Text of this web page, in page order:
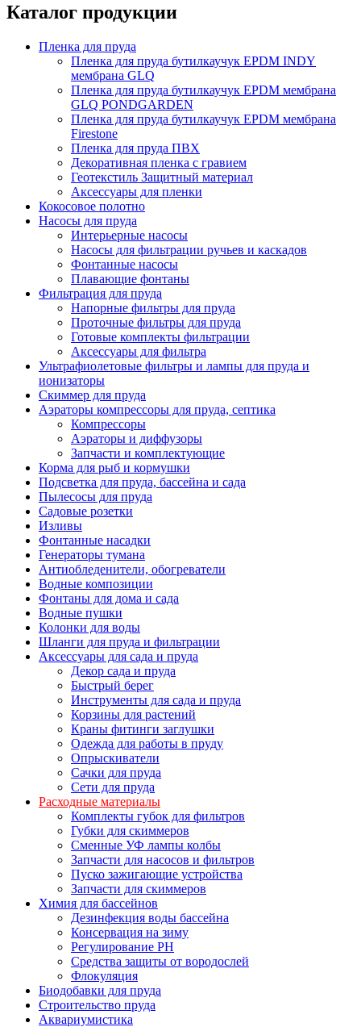
Каталог продукции
Пленка для пруда
Пленка для пруда бутилкаучук EPDM INDY
мембрана GLQ
Пленка для пруда бутилкаучук EPDM мембрана
GLQ PONDGARDEN
Пленка для пруда бутилкаучук EPDM мембрана
Firestone
Пленка для пруда ПВХ
Декоративная пленка с гравием
Геотекстиль Защитный материал
Аксессуары для пленки
Кокосовое полотно
Насосы для пруда
Интерьерные насосы
Насосы для фильтрации ручьев и каскадов
Фонтанные насосы
Плавающие фонтаны
Фильтрация для пруда
Напорные фильтры для пруда
Проточные фильтры для пруда
Готовые комплекты фильтрации
Аксессуары для фильтра
Ультрафиолетовые фильтры и лампы для пруда и
ионизаторы
Скиммер для пруда
Аэраторы компрессоры для пруда, септика
Компрессоры
Аэраторы и диффузоры
Запчасти и комплектующие
Корма для рыб и кормушки
Подсветка для пруда, бассейна и сада
Пылесосы для пруда
Садовые розетки
Изливы
Фонтанные насадки
Генераторы тумана
Антиобледенители, обогреватели
Водные композиции
Фонтаны для дома и сада
Водные пушки
Колонки для воды
Шланги для пруда и фильтрации
Аксессуары для сада и пруда
Декор сада и пруда
Быстрый берег
Инструменты для сада и пруда
Корзины для растений
Краны фитинги заглушки
Одежда для работы в пруду
Опрыскиватели
Сачки для пруда
Сети для пруда
Расходные материалы
Комплекты губок для фильтров
Губки для скиммеров
Сменные УФ лампы колбы
Запчасти для насосов и фильтров
Пуско зажигающие устройства
Запчасти для скиммеров
Химия для бассейнов
Дезинфекция воды бассейна
Консервация на зиму
Регулирование PH
Средства защиты от вородослей
Флокуляция
Биодобавки для пруда
Строительство пруда
Аквариумистика